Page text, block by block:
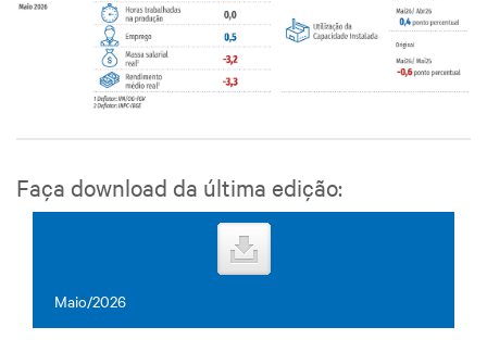
Faça download da última edição:
Maio/2026